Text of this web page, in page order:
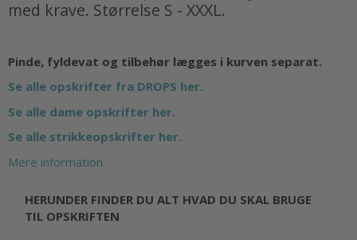
med krave. Størrelse S - XXXL.
Pinde, fyldevat og tilbehør lægges i kurven separat.
Se alle opskrifter fra DROPS her.
Se alle dame opskrifter her.
Se alle strikkeopskrifter her.
Mere information
HERUNDER FINDER DU ALT HVAD DU SKAL BRUGE
TIL OPSKRIFTEN